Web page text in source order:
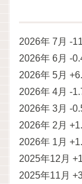
2026年 7月 -
2026年 6月 -
2026年 5月
2026年 4月 -
2026年 3月 -
2026年 2月
2026年 1月
2025年12月
2025年11月